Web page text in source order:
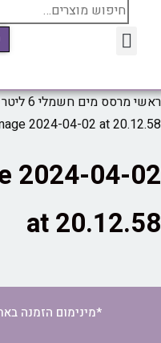
ראשימרסס מים חשמלי 6 ליטר להדברה ודישון אוויקה Evika
2024-04-02 at 20.12.58
2024-04-02
at 20.12.58
*מינימום הזמנה באתר 150 ש"ח לא כולל